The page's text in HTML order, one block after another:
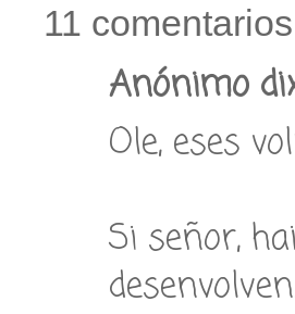
11
Anónimo
Ole, eses
Si señor,